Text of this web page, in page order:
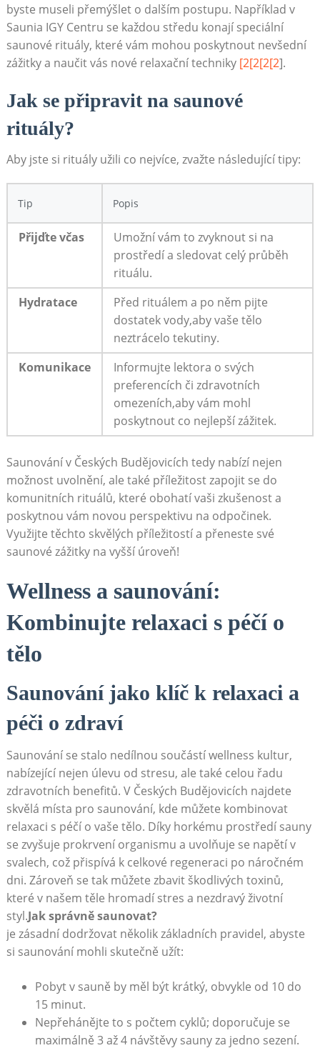
byste museli přemýšlet o dalším postupu. Například v
Saunia IGY​ Centru se⁤ každou středu konají speciální
saunové rituály, ⁤které vám mohou poskytnout nevšední
zážitky a naučit ‌vás nové relaxační ⁤techniky [2[2[2[2].
Jak​ se připravit na saunové
rituály?
Aby jste si rituály užili co nejvíce, zvažte následující tipy:
Tip Popis
Přijďte včas
Umožní vám to zvyknout si na
prostředí a sledovat celý průběh
rituálu.
Hydratace
Před ⁣rituálem a po něm pijte
dostatek vody,aby vaše tělo
neztrácelo tekutiny.
Komunikace
Informujte lektora o svých
preferencích či zdravotních
omezeních,aby vám mohl
poskytnout co nejlepší zážitek.
Saunování v Českých Budějovicích tedy nabízí‍ nejen
⁢možnost uvolnění, ale‍ také příležitost zapojit se do
komunitních ‍rituálů, které obohatí vaši zkušenost a
poskytnou vám​ novou perspektivu na odpočinek.
Využijte těchto‌ skvělých příležitostí a přeneste‍ své
saunové zážitky na vyšší ​úroveň!
Wellness a saunování:
Kombinujte relaxaci s péčí o
tělo
Saunování ‍jako klíč k⁤ relaxaci a
péči ‍o zdraví
Saunování se stalo nedílnou součástí wellness kultur,
nabízející nejen úlevu od stresu, ale také celou řadu
zdravotních benefitů. V Českých Budějovicích najdete
skvělá místa‍ pro saunování, kde můžete kombinovat
relaxaci s péčí o vaše tělo.​ Díky horkému⁣ prostředí sauny
se zvyšuje prokrvení organismu a uvolňuje se napětí v
svalech, což přispívá⁣ k celkové regeneraci po náročném
⁢dni. Zároveň se tak můžete zbavit škodlivých toxinů,
které v našem těle ‌hromadí stres⁢ a nezdravý životní
styl.Jak správně saunovat?
je zásadní dodržovat několik základních pravidel, abyste
si saunování mohli skutečně užít:
Pobyt v​ sauně by měl být ​krátký, obvykle od 10 do
15 minut.
Nepřehánějte to s počtem cyklů; doporučuje se
maximálně⁣ 3 až‌ 4 návštěvy sauny za jedno sezení.